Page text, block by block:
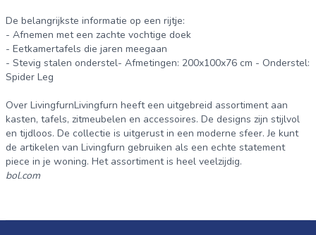
De belangrijkste informatie op een rijtje:
- Afnemen met een zachte vochtige doek
- Eetkamertafels die jaren meegaan
- Stevig stalen onderstel- Afmetingen: 200x100x76 cm - Onderstel:
Spider Leg
Over LivingfurnLivingfurn heeft een uitgebreid assortiment aan
kasten, tafels, zitmeubelen en accessoires. De designs zijn stijlvol
en tijdloos. De collectie is uitgerust in een moderne sfeer. Je kunt
de artikelen van Livingfurn gebruiken als een echte statement
piece in je woning. Het assortiment is heel veelzijdig.
bol.com